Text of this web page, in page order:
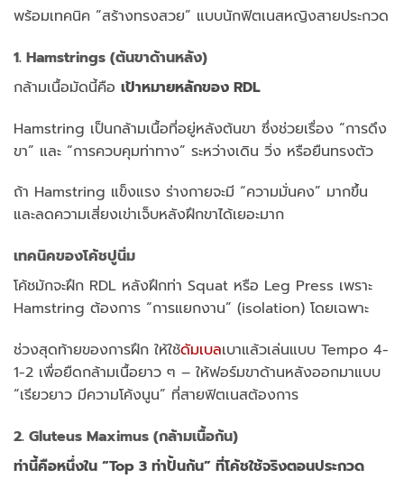
พร้อมเทคนิค “สร้างทรงสวย” แบบนักฟิตเนสหญิงสายประกวด
1. Hamstrings (ต้นขาด้านหลัง)
กล้ามเนื้อมัดนี้คือ เป้าหมายหลักของ RDL
Hamstring เป็นกล้ามเนื้อที่อยู่หลังต้นขา ซึ่งช่วยเรื่อง “การดึง
ขา” และ “การควบคุมท่าทาง” ระหว่างเดิน วิ่ง หรือยืนทรงตัว
ถ้า Hamstring แข็งแรง ร่างกายจะมี “ความมั่นคง” มากขึ้น
และลดความเสี่ยงเข่าเจ็บหลังฝึกขาได้เยอะมาก
เทคนิคของโค้ชปูนิ่ม
โค้ชมักจะฝึก RDL หลังฝึกท่า Squat หรือ Leg Press เพราะ
Hamstring ต้องการ “การแยกงาน” (isolation) โดยเฉพาะ
ช่วงสุดท้ายของการฝึก ให้ใช้ดัมเบลเบาแล้วเล่นแบบ Tempo 4-
1-2 เพื่อยืดกล้ามเนื้อยาว ๆ – ให้ฟอร์มขาด้านหลังออกมาแบบ
“เรียวยาว มีความโค้งนูน” ที่สายฟิตเนสต้องการ
2. Gluteus Maximus (กล้ามเนื้อก้น)
ท่านี้คือหนึ่งใน “Top 3 ท่าปั้นก้น” ที่โค้ชใช้จริงตอนประกวด